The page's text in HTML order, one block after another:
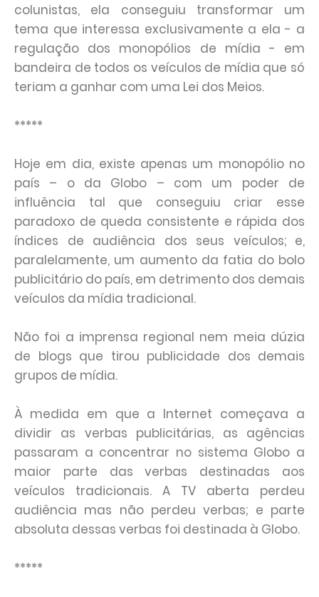
colunistas, ela conseguiu transformar um
tema que interessa exclusivamente a ela - a
regulação dos monopólios de mídia - em
bandeira de todos os veículos de mídia que só
teriam a ganhar com uma Lei dos Meios.
*****
Hoje em dia, existe apenas um monopólio no
país – o da Globo – com um poder de
influência tal que conseguiu criar esse
paradoxo de queda consistente e rápida dos
índices de audiência dos seus veículos; e,
paralelamente, um aumento da fatia do bolo
publicitário do país, em detrimento dos demais
veículos da mídia tradicional.
Não foi a imprensa regional nem meia dúzia
de blogs que tirou publicidade dos demais
grupos de mídia.
À medida em que a Internet começava a
dividir as verbas publicitárias, as agências
passaram a concentrar no sistema Globo a
maior parte das verbas destinadas aos
veículos tradicionais. A TV aberta perdeu
audiência mas não perdeu verbas; e parte
absoluta dessas verbas foi destinada à Globo.
*****